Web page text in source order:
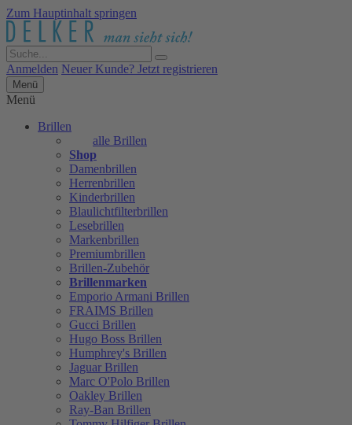
Zum Hauptinhalt springen
Anmelden Neuer Kunde? Jetzt registrieren
Menü
Menü
Brillen
alle Brillen
Shop
Damenbrillen
Herrenbrillen
Kinderbrillen
Blaulichtfilterbrillen
Lesebrillen
Markenbrillen
Premiumbrillen
Brillen-Zubehör
Brillenmarken
Emporio Armani Brillen
FRAIMS Brillen
Gucci Brillen
Hugo Boss Brillen
Humphrey's Brillen
Jaguar Brillen
Marc O'Polo Brillen
Oakley Brillen
Ray-Ban Brillen